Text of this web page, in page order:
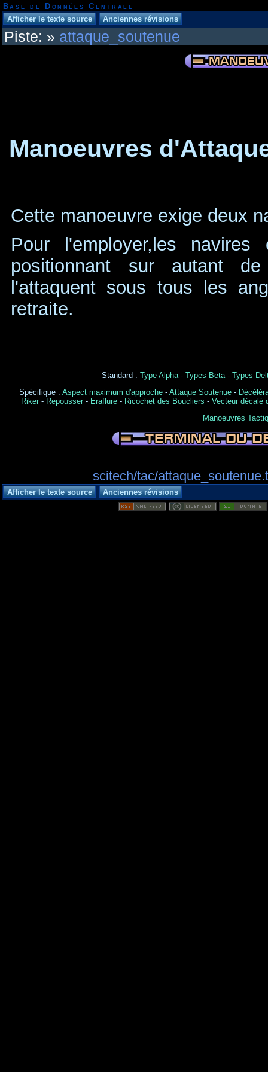
Base de Données Centrale
Piste: » attaque_soutenue
Manoeuvres
Cette manoeuvre exige deux
Pour l'employer,les
positionnant sur autant
l'attaquent sous tous les
retraite.
Standard : Type Alpha- Types Beta- Types
Spécifique : Aspect maximum d'approche- Attaque Soutenue-
Riker- Repousser- Eraflure - Ricochet des Boucliers -Vecteur décalé
Manoeuvres
scitech/tac/